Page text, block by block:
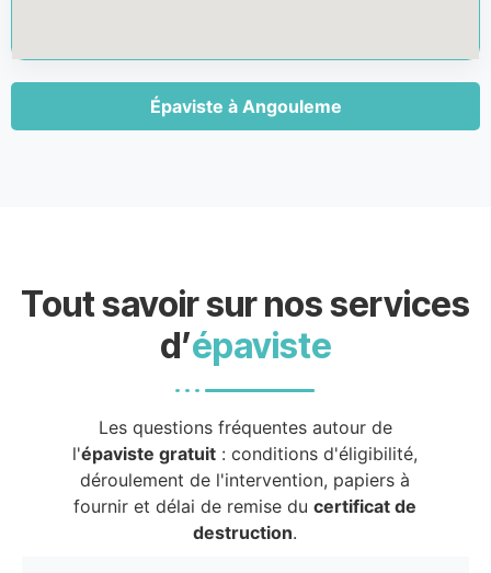
Épaviste à Angouleme
Tout savoir sur nos services
d’épaviste
Les questions fréquentes autour de
l'épaviste gratuit : conditions d'éligibilité,
déroulement de l'intervention, papiers à
fournir et délai de remise ducertificat de
destruction.